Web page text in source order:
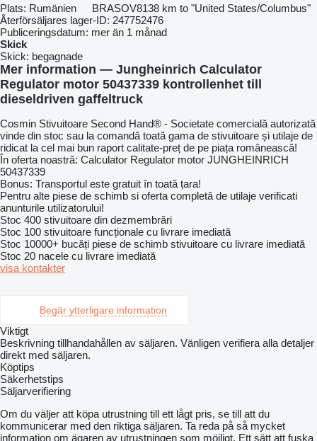
Plats: Rumänien BRASOV8138 km to "United States/Columbus"
Återförsäljares lager-ID: 247752476
Publiceringsdatum: mer än 1 månad
Skick
Skick: begagnade
Mer information — Jungheinrich Calculator
Regulator motor 50437339 kontrollenhet till
dieseldriven gaffeltruck
Cosmin Stivuitoare Second Hand® - Societate comercială autorizată
vinde din stoc sau la comandă toată gama de stivuitoare și utilaje de
ridicat la cel mai bun raport calitate-preț de pe piața românească!
În oferta noastră: Calculator Regulator motor JUNGHEINRICH
50437339
Bonus: Transportul este gratuit în toată țara!
Pentru alte piese de schimb si oferta completă de utilaje verificati
anunturile utilizatorului!
Stoc 400 stivuitoare din dezmembrări
Stoc 100 stivuitoare funcționale cu livrare imediată
Stoc 10000+ bucăți piese de schimb stivuitoare cu livrare imediată
Stoc 20 nacele cu livrare imediată
visa kontakter
Begär ytterligare information
Viktigt
Beskrivning tillhandahållen av säljaren. Vänligen verifiera alla detaljer
direkt med säljaren.
Köptips
Säkerhetstips
Säljarverifiering
Om du väljer att köpa utrustning till ett lågt pris, se till att du
kommunicerar med den riktiga säljaren. Ta reda på så mycket
information om ägaren av utrustningen som möjligt. Ett sätt att fuska